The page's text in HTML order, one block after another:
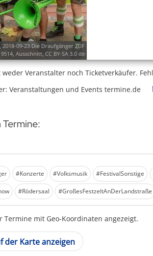
, 2018-09-23 Die Draufgänger ZDF
, Ausschnitt, CC BY-SA 3.0 de
Veranstalter noch Ticketverkäufer.
Veranstaltungen und Events termine.de
Termine:
#Konzerte #Volksmusik #FestivalSonstige
#Rödersaal #GroßesFestzeltAnDerLandstraße
Termine mit Geo-Koordinaten angezeigt.
der Karte anzeigen